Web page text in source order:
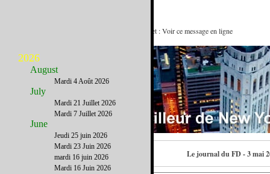
Apéro FD, films tout l'été et un NY secret : Voir ce message en ligne
Le journal du FD - 3 mai
2026
August
Mardi 4 Août 2026
July
Mardi 21 Juillet 2026
Mardi 7 Juillet 2026
June
Jeudi 25 juin 2026
Mardi 23 Juin 2026
mardi 16 juin 2026
Mardi 16 Juin 2026